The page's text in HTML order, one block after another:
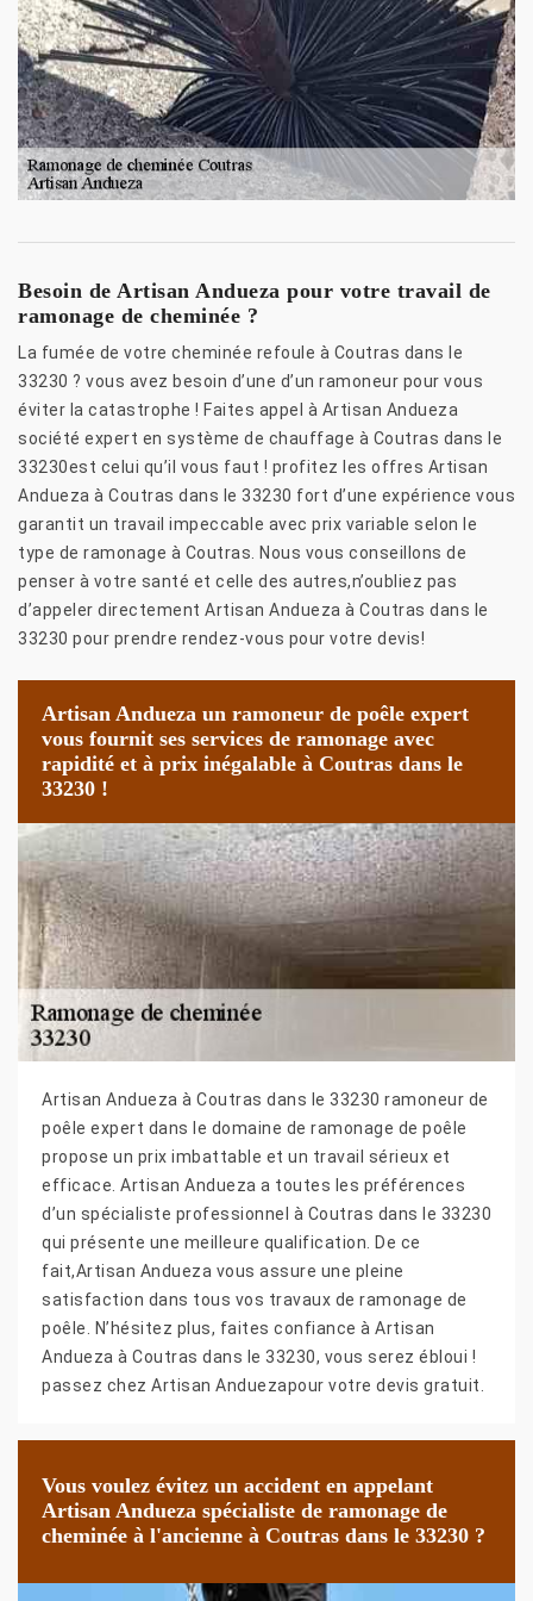
Besoin de Artisan Andueza pour votre travail de
ramonage de cheminée ?
La fumée de votre cheminée refoule à Coutras dans le
33230 ? vous avez besoin d’une d’un ramoneur pour vous
éviter la catastrophe ! Faites appel à Artisan Andueza
société expert en système de chauffage à Coutras dans le
33230est celui qu’il vous faut ! profitez les offres Artisan
Andueza à Coutras dans le 33230 fort d’une expérience vous
garantit un travail impeccable avec prix variable selon le
type de ramonage à Coutras. Nous vous conseillons de
penser à votre santé et celle des autres,n’oubliez pas
d’appeler directement Artisan Andueza à Coutras dans le
33230 pour prendre rendez-vous pour votre devis!
Artisan Andueza un ramoneur de poêle expert
vous fournit ses services de ramonage avec
rapidité et à prix inégalable à Coutras dans le
33230 !
Artisan Andueza à Coutras dans le 33230 ramoneur de
poêle expert dans le domaine de ramonage de poêle
propose un prix imbattable et un travail sérieux et
efficace. Artisan Andueza a toutes les préférences
d’un spécialiste professionnel à Coutras dans le 33230
qui présente une meilleure qualification. De ce
fait,Artisan Andueza vous assure une pleine
satisfaction dans tous vos travaux de ramonage de
poêle. N’hésitez plus, faites confiance à Artisan
Andueza à Coutras dans le 33230, vous serez ébloui !
passez chez Artisan Anduezapour votre devis gratuit.
Vous voulez évitez un accident en appelant
Artisan Andueza spécialiste de ramonage de
cheminée à l'ancienne à Coutras dans le 33230 ?